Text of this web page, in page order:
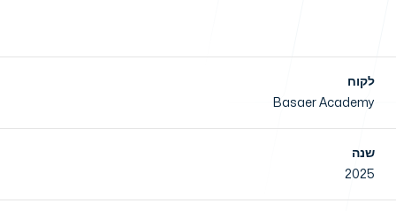
חדשות
לקוח
Basaer Academy
שנה
2025